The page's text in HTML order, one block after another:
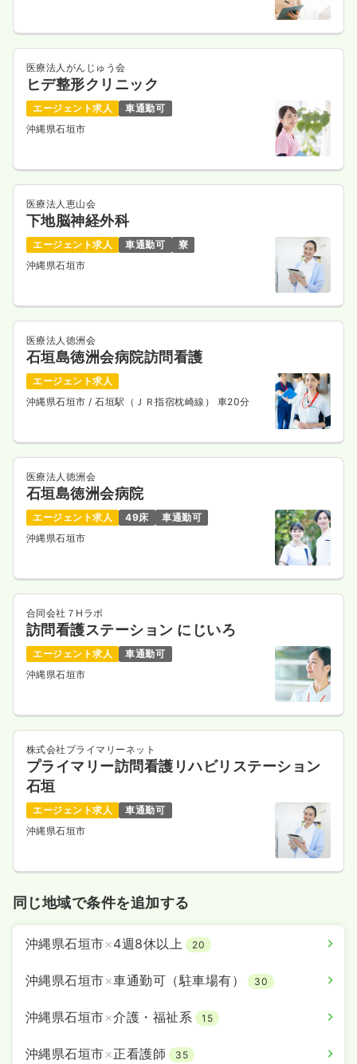
医療法人がんじゅう会
ヒデ整形クリニック
エージェント求人
車通勤可
沖縄県石垣市
医療法人恵山会
下地脳神経外科
エージェント求人 車通勤可
寮
沖縄県石垣市
医療法人徳洲会
石垣島徳洲会病院訪問看護
エージェント求人
沖縄県石垣市/ 石垣駅（ＪＲ指宿枕崎線） 車20分
医療法人徳洲会
石垣島徳洲会病院
エージェント求人 49床
車通勤可
沖縄県石垣市
合同会社７Hラボ
訪問看護ステーション にじいろ
エージェント求人
車通勤可
沖縄県石垣市
株式会社プライマリーネット
プライマリー訪問看護リハビリステーション
石垣
エージェント求人
車通勤可
沖縄県石垣市
同じ地域で条件を追加する
沖縄県石垣市×4週8休以上 20
沖縄県石垣市×車通勤可（駐車場有） 30
沖縄県石垣市×介護・福祉系 15
沖縄県石垣市×正看護師 35